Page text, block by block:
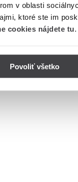
v oblasti
ktoré ste im
cookies nájdete tu.
Povoliť všetko